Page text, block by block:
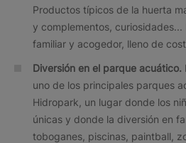
Productos típicos de la huerta
y complementos, curiosidades...
familiar y acogedor, lleno de
Diversión en el parque acuático.
uno de los principales parques
Hidropark, un lugar donde los
únicas y donde la diversión en
toboganes, piscinas, paintball,